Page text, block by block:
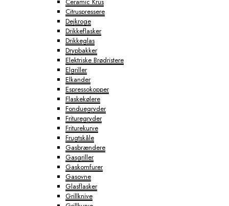
Citruspressere
Dejkroge
Drikkeflasker
Drikkeglas
Drypbakker
Elektriske Brødristere
Elgriller
Elkander
Espressokopper
Flaskekølere
Fonduegryder
Frituregryder
Friturekurve
Frugtskåle
Gasbrændere
Gasgriller
Gaskomfurer
Gasovne
Glasflasker
Grillknive